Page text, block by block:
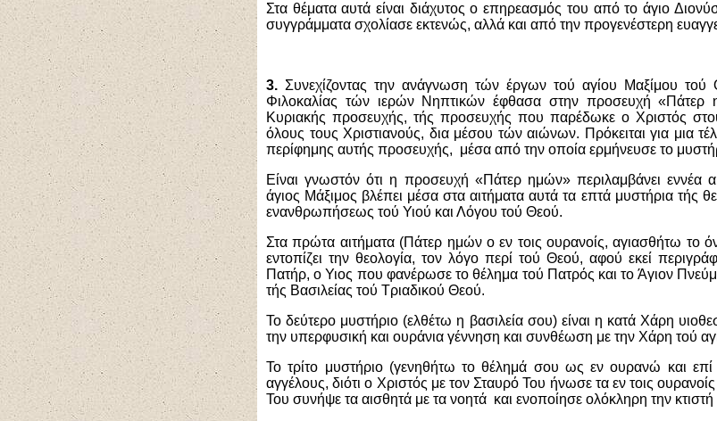
Στα θέματα αυτά είναι διάχυτος ο επηρεασμός του από το άγιο
συγγράμματα σχολίασε εκτενώς, αλλά και από την προγενέστερη
3. Συνεχίζοντας την ανάγνωση τών έργων τού αγίου Μαξίμου
Φιλοκαλίας τών ιερών Νηπτικών έφθασα στην προσευχή «Πάτερ
Κυριακής προσευχής, τής προσευχής που παρέδωκε ο Χριστός
όλους τους Χριστιανούς, δια μέσου τών αιώνων. Πρόκειται για μια
περίφημης αυτής προσευχής, μέσα από την οποία ερμήνευσε το
Είναι γνωστόν ότι η προσευχή «Πάτερ ημών» περιλαμβάνει εννέα
άγιος Μάξιμος βλέπει μέσα στα αιτήματα αυτά τα επτά μυστήρια τής
ενανθρωπήσεως τού Υιού και Λόγου τού Θεού.
Στα πρώτα αιτήματα (Πάτερ ημών ο εν τοις ουρανοίς, αγιασθήτω το
εντοπίζει την θεολογία, τον λόγο περί τού Θεού, αφού εκεί
Πατήρ, ο Υιος που φανέρωσε το θέλημα τού Πατρός και το Άγιον
τής Βασιλείας τού Τριαδικού Θεού.
Το δεύτερο μυστήριο (ελθέτω η βασιλεία σου) είναι η κατά Χάρη
την υπερφυσική και ουράνια γέννηση και συνθέωση με την Χάρη τού
Το τρίτο μυστήριο (γενηθήτω το θέλημά σου ως εν ουρανώ και επί
αγγέλους, διότι ο Χριστός με τον Σταυρό Του ήνωσε τα εν τοις
Του συνήψε τα αισθητά με τα νοητά και ενοποίησε ολόκληρη την